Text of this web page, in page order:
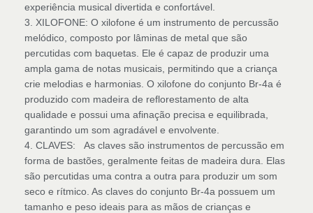
experiência musical divertida e confortável.
3. XILOFONE: O xilofone é um instrumento de percussão
melódico, composto por lâminas de metal que são
percutidas com baquetas. Ele é capaz de produzir uma
ampla gama de notas musicais, permitindo que a criança
crie melodias e harmonias. O xilofone do conjunto Br-4a é
produzido com madeira de reflorestamento de alta
qualidade e possui uma afinação precisa e equilibrada,
garantindo um som agradável e envolvente.
4. CLAVES: As claves são instrumentos de percussão em
forma de bastões, geralmente feitas de madeira dura. Elas
são percutidas uma contra a outra para produzir um som
seco e rítmico. As claves do conjunto Br-4a possuem um
tamanho e peso ideais para as mãos de crianças e